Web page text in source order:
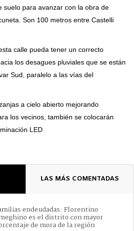
suelo para avanzar con la obra de
Son 100 metros entre Castelli
calle pueda tener un correcto
los desagues pluviales que se están
Sud, paralelo a las vías del
a cielo abierto mejorando
los vecinos, también se colocarán
LED
LAS MÁS COMENTADAS
endeudadas: Florentino
es el distrito con mayor
de mora de la región